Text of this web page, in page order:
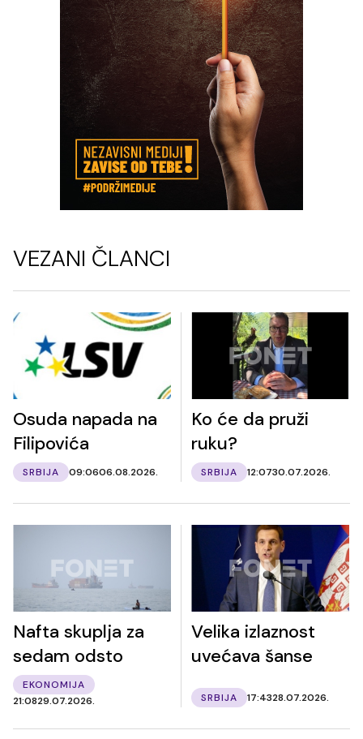
VEZANI ČLANCI
Osuda napada na
Filipovića
SRBIJA 09:0606.08.2026.
Ko će da pruži
ruku?
SRBIJA 12:0730.07.2026.
Nafta skuplja za
sedam odsto
EKONOMIJA
21:0829.07.2026.
Velika izlaznost
uvećava šanse
SRBIJA 17:4328.07.2026.